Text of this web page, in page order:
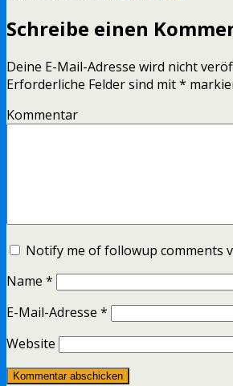
Schreibe einen
Deine E-Mail-Adresse wird nicht
Erforderliche Felder sind mit*
Kommentar
Notify me of followup comments
Name *
E-Mail-Adresse *
Website